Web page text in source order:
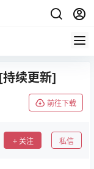
续更新]
前往下载
关注 私信